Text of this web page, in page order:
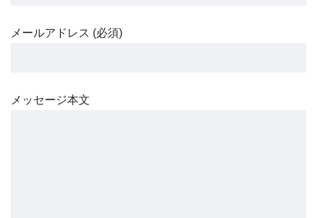
メールアドレス (必須)
メッセージ本文